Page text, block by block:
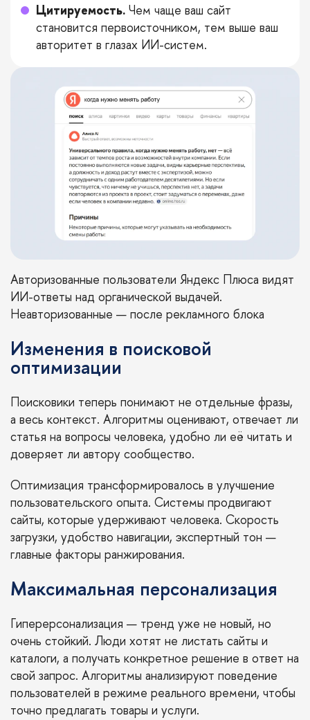
Цитируемость. Чем чаще ваш сайт
становится первоисточником, тем выше ваш
авторитет в глазах ИИ-систем.
Авторизованные пользователи Яндекс Плюса видят
ИИ-ответы над органической выдачей.
Неавторизованные — после рекламного блока
Изменения в поисковой
оптимизации
Поисковики теперь понимают не отдельные фразы,
а весь контекст. Алгоритмы оценивают, отвечает ли
статья на вопросы человека, удобно ли её читать и
доверяет ли автору сообщество.
Оптимизация трансформировалось в улучшение
пользовательского опыта. Системы продвигают
сайты, которые удерживают человека. Скорость
загрузки, удобство навигации, экспертный тон —
главные факторы ранжирования.
Максимальная персонализация
Гиперерсонализация — тренд уже не новый, но
очень стойкий. Люди хотят не листать сайты и
каталоги, а получать конкретное решение в ответ на
свой запрос. Алгоритмы анализируют поведение
пользователей в режиме реального времени, чтобы
точно предлагать товары и услуги.